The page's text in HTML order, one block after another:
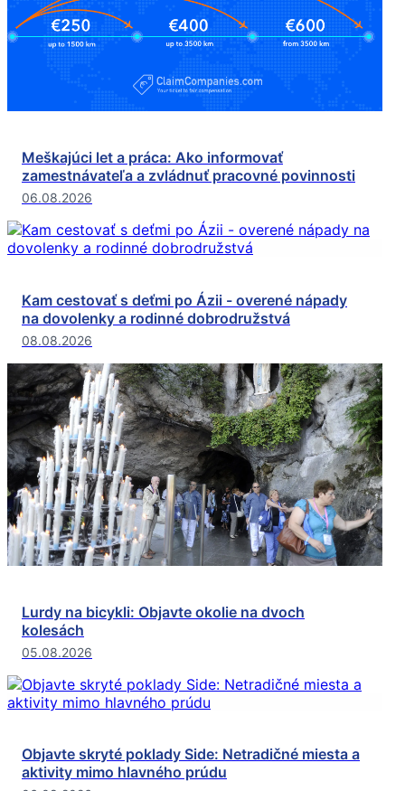
Meškajúci let a práca: Ako informovať
zamestnávateľa a zvládnuť pracovné povinnosti
06.08.2026
Kam cestovať s deťmi po Ázii - overené nápady
na dovolenky a rodinné dobrodružstvá
08.08.2026
Lurdy na bicykli: Objavte okolie na dvoch
kolesách
05.08.2026
Objavte skryté poklady Side: Netradičné miesta a
aktivity mimo hlavného prúdu